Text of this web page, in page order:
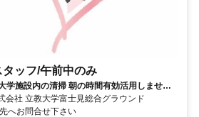
ッフ/午前中のみ
施設内の清掃 朝の時間有効活用しません
会社 立教大学富士見総合グラウンド
へお問合せ下さい